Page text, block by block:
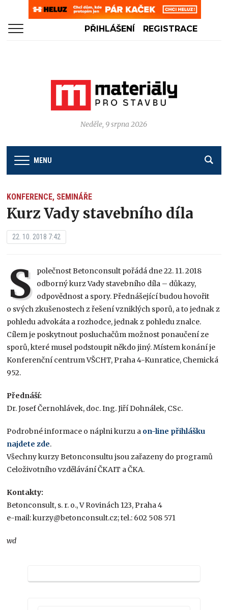
PŘIHLÁŠENÍ REGISTRACE
Neděle, 9 srpna 2026
MENU
KONFERENCE, SEMINÁŘE
Kurz Vady stavebního díla
22. 10. 2018 7:42
S polečnost Betonconsult pořádá dne 22. 11. 2018
odborný kurz Vady stavebního díla – důkazy,
odpovědnost a spory. Přednášející budou hovořit
o svých zkušenostech z řešení vzniklých sporů, a to jednak z
pohledu advokáta a rozhodce, jednak z pohledu znalce.
Cílem je poskytnout posluchačům možnost ponaučení ze
sporů, které musel podstoupit někdo jiný. Místem konání je
Konferenční centrum VŠCHT, Praha 4-Kunratice, Chemická
952.
Přednáší:
Dr. Josef Černohlávek, doc. Ing. Jiří Dohnálek, CSc.
Podrobné informace o náplni kurzu a on-line přihlášku
najdete zde.
Všechny kurzy Betonconsultu jsou zařazeny do programů
Celoživotního vzdělávání ČKAIT a ČKA.
Kontakty:
Betonconsult, s. r. o., V Rovinách 123, Praha 4
e-mail: kurzy@betonconsult.cz; tel.: 602 508 571
wd